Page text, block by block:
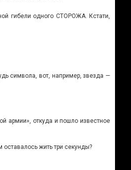
гибели одного СТОРОЖА. Кстати,
символа, вот, например, звезда —
армии», откуда и пошло известное
жить три секунды?